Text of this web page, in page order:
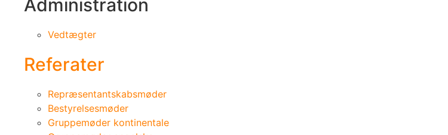
Administration
Vedtægter
Referater
Repræsentantskabsmøder
Bestyrelsesmøder
Gruppemøder kontinentale